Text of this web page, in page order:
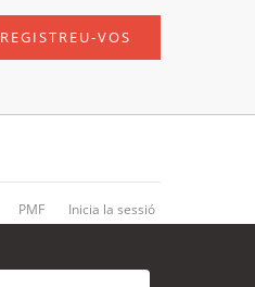
REGISTREU-VOS
PMF Inicia la sessió